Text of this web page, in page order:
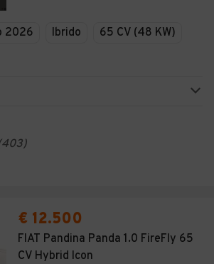
2026 Ibrido
65 CV (48 KW)
403)
€ 12.500
FIAT Pandina Panda 1.0 FireFly 65
CV Hybrid Icon